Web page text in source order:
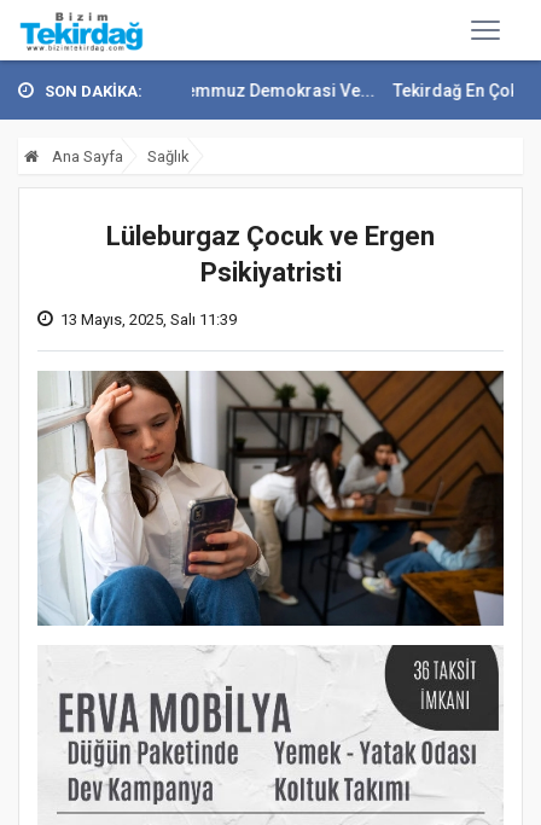
SON DAKİKA:
15 Temmuz Demokrasi Ve... Tekirdağ En Çok Göç Alan
Ana Sayfa Sağlık
Lüleburgaz Çocuk ve Ergen
Psikiyatristi
13 Mayıs, 2025, Salı 11:39